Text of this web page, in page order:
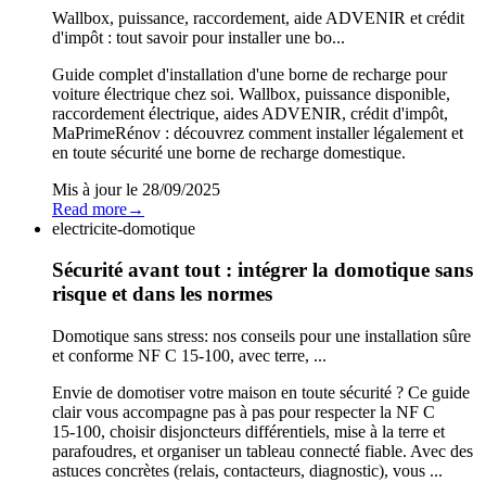
Wallbox, puissance, raccordement, aide ADVENIR et crédit
d'impôt : tout savoir pour installer une bo...
Guide complet d'installation d'une borne de recharge pour
voiture électrique chez soi. Wallbox, puissance disponible,
raccordement électrique, aides ADVENIR, crédit d'impôt,
MaPrimeRénov : découvrez comment installer légalement et
en toute sécurité une borne de recharge domestique.
Mis à jour le 28/09/2025
Read more→
electricite-domotique
Sécurité avant tout : intégrer la domotique sans
risque et dans les normes
Domotique sans stress: nos conseils pour une installation sûre
et conforme NF C 15‑100, avec terre, ...
Envie de domotiser votre maison en toute sécurité ? Ce guide
clair vous accompagne pas à pas pour respecter la NF C
15‑100, choisir disjoncteurs différentiels, mise à la terre et
parafoudres, et organiser un tableau connecté fiable. Avec des
astuces concrètes (relais, contacteurs, diagnostic), vous ...